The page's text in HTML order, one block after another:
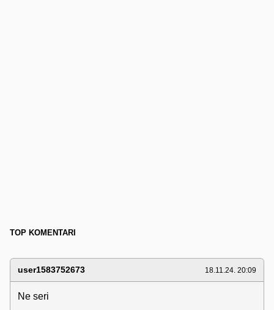
TOP KOMENTARI
user1583752673 18.11.24. 20:09
Ne seri